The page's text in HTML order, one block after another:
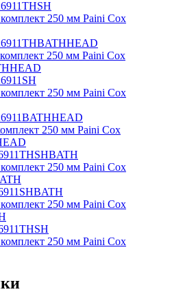
250 мм Paini Cox
250 мм Paini Cox
250 мм Paini Cox
250 мм Paini Cox
250 мм Paini Cox
250 мм Paini Cox
250 мм Paini Cox